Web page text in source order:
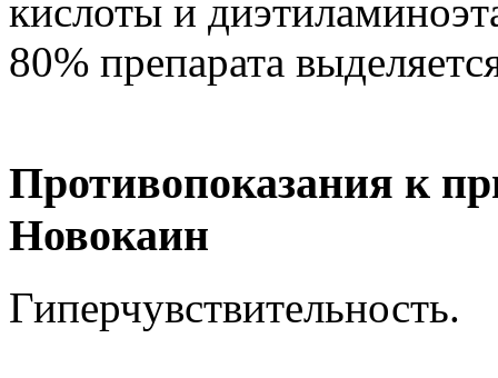
кислоты и
80% препарата
Противопоказания к
Новокаин
Гиперчувствительность.